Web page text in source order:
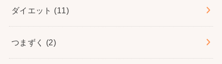
ダイエット (11)
つまずく (2)